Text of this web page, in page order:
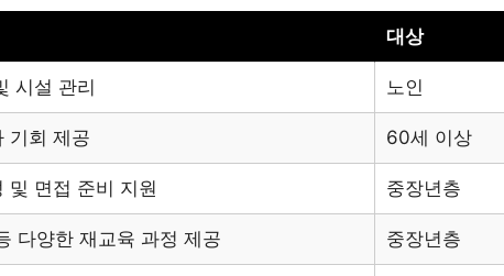
대상
시설 관리 노인
기회 제공 60세 이상
및 면접 준비 지원 중장년층
다양한 재교육 과정 제공 중장년층